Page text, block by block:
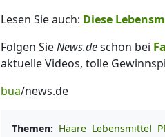
Lesen Sie auch: Diese
Folgen SieNews.deschon bei
aktuelle Videos, tolle
bua/news.de
Themen: Haare Lebensmittel